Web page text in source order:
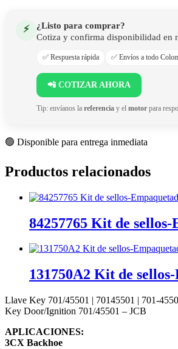
⚡
¿Listo para comprar?
Cotiza y confirma disponibilidad en
✅ Respuesta rápida ✅ Envíos a todo
📲 COTIZAR AHORA
Tip: envíanos la referencia y el motor para
🟢 Disponible para entrega inmediata
Productos relacionados
84257765 Kit de
131750A2 Kit de
Llave Key 701/45501 | 70145501 | 701-
Key Door/Ignition 701/45501 – JCB
APLICACIONES:
3CX Backhoe